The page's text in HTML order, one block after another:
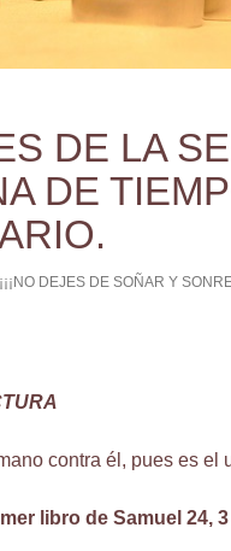
DE LA
DE
¡¡¡NO DEJES DE SOÑAR Y
contra él, pues es el
libro de Samuel 24, 3